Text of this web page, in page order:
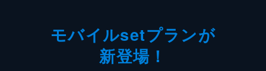
モバイルsetプランが
新登場！